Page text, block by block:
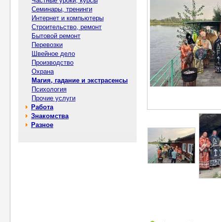
Семинары, тренинги
Интернет и компьютеры
Строительство, ремонт
Бытовой ремонт
Перевозки
Швейное дело
Производство
Охрана
Магия, гадание и экстрасенсы
Психология
Прочие услуги
Работа
Знакомства
Разное